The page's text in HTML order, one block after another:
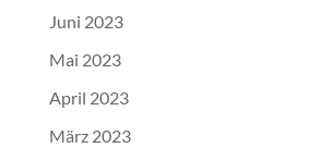
Juni 2023
Mai 2023
April 2023
März 2023